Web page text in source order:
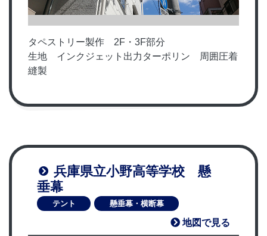
タペストリー製作 2F・3F部分
生地 インクジェット出力ターポリン 周囲圧着
縫製
兵庫県立小野高等学校 懸
垂幕
テント 懸垂幕・横断幕
地図で見る